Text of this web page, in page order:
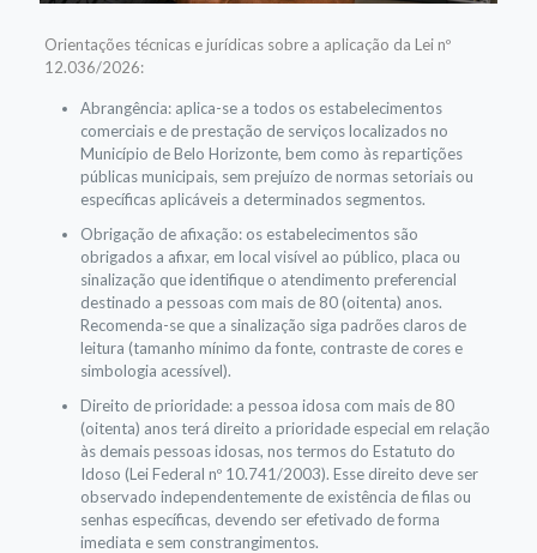
Orientações técnicas e jurídicas sobre a aplicação da Lei nº
12.036/2026:
Abrangência: aplica-se a todos os estabelecimentos
comerciais e de prestação de serviços localizados no
Município de Belo Horizonte, bem como às repartições
públicas municipais, sem prejuízo de normas setoriais ou
específicas aplicáveis a determinados segmentos.
Obrigação de afixação: os estabelecimentos são
obrigados a afixar, em local visível ao público, placa ou
sinalização que identifique o atendimento preferencial
destinado a pessoas com mais de 80 (oitenta) anos.
Recomenda-se que a sinalização siga padrões claros de
leitura (tamanho mínimo da fonte, contraste de cores e
simbologia acessível).
Direito de prioridade: a pessoa idosa com mais de 80
(oitenta) anos terá direito a prioridade especial em relação
às demais pessoas idosas, nos termos do Estatuto do
Idoso (Lei Federal nº 10.741/2003). Esse direito deve ser
observado independentemente de existência de filas ou
senhas específicas, devendo ser efetivado de forma
imediata e sem constrangimentos.